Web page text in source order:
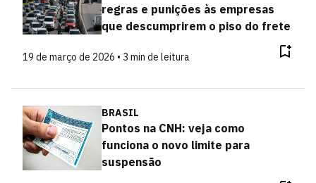
regras e punições às empresas
que descumprirem o piso do frete
19 de março de 2026 • 3 min de leitura
BRASIL
Pontos na CNH: veja como
funciona o novo limite para
suspensão